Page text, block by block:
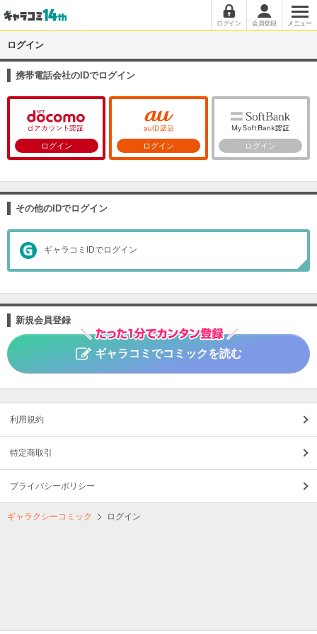
ログイン 会員登録 メニュー
ログイン
携帯電話会社のIDでログイン
ログイン ログイン ログイン
その他のIDでログイン
ギャラコミIDでログイン
新規会員登録
ギャラコミでコミックを読む
利用規約
特定商取引
プライバシーポリシー
ギャラクシーコミック ログイン